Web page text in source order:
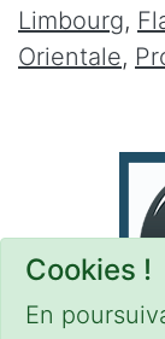
Cookies !
En
Limbourg,
Orientale,